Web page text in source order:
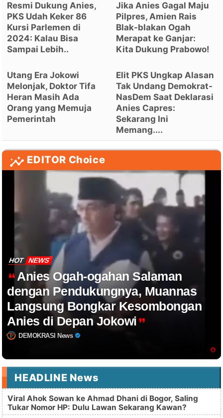
Resmi Dukung Anies,
PKS Udah Keker 86
Kursi Parlemen di
2024: Kalau Bisa
Sampai Lebih..
Jika Anies Gagal Maju
Pilpres, Amien Rais
Blak-blakan Ogah
Merapat ke Ganjar:
Kita Dukung Prabowo!
Utang Era Jokowi
Melonjak, Doktor Tifa
Heran Masih Ada
Orang yang Memuja
Pemerintah
Elit PKS Ungkap Alasan
Tak Undang Demokrat-
NasDem Saat Deklarasi
Anies Capres:
Sekarang Ini
Memang....
EDITOR Choice
HOT NEWS
Anies Ogah-ogahan Salaman
dengan Pendukungnya, Muannas
Langsung Bongkar Kesombongan
Anies di Depan Jokowi
DEMOKRASI News
HEADLINE News
Viral Ahok Sowan ke Ahmad Dhani di Bogor, Saling
Tukar Nomor HP: Dulu Lawan Sekarang Kawan?